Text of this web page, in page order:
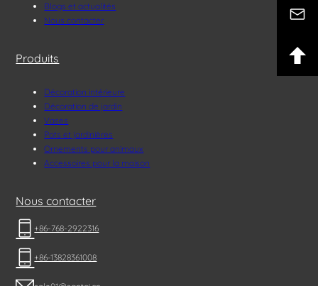
Blogs et actualités
Nous contacter
Produits
Décoration intérieure
Décoration de jardin
Vases
Pots et jardinières
Ornements pour animaux
Accessoires pour la maison
Nous contacter
+86-768-2922316
+86-13828361008